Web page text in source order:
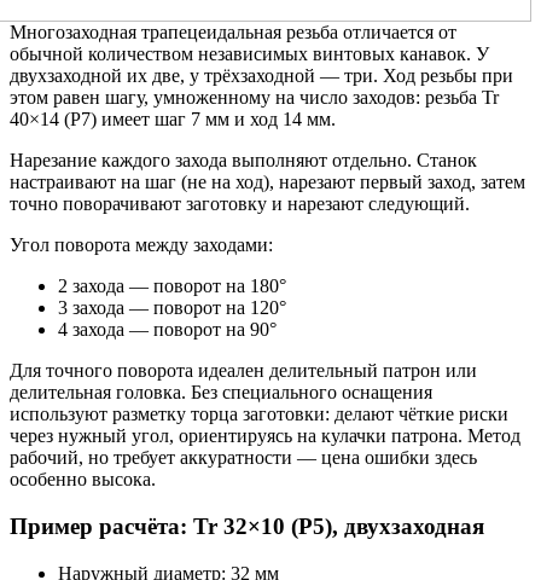
Многозаходная трапецеидальная резьба отличается от
обычной количеством независимых винтовых канавок. У
двухзаходной их две, у трёхзаходной — три. Ход резьбы при
этом равен шагу, умноженному на число заходов: резьба Tr
40×14 (P7) имеет шаг 7 мм и ход 14 мм.
Нарезание каждого захода выполняют отдельно. Станок
настраивают на шаг (не на ход), нарезают первый заход, затем
точно поворачивают заготовку и нарезают следующий.
Угол поворота между заходами:
2 захода — поворот на 180°
3 захода — поворот на 120°
4 захода — поворот на 90°
Для точного поворота идеален делительный патрон или
делительная головка. Без специального оснащения
используют разметку торца заготовки: делают чёткие риски
через нужный угол, ориентируясь на кулачки патрона. Метод
рабочий, но требует аккуратности — цена ошибки здесь
особенно высока.
Пример расчёта: Tr 32×10 (P5), двухзаходная
Наружный диаметр: 32 мм